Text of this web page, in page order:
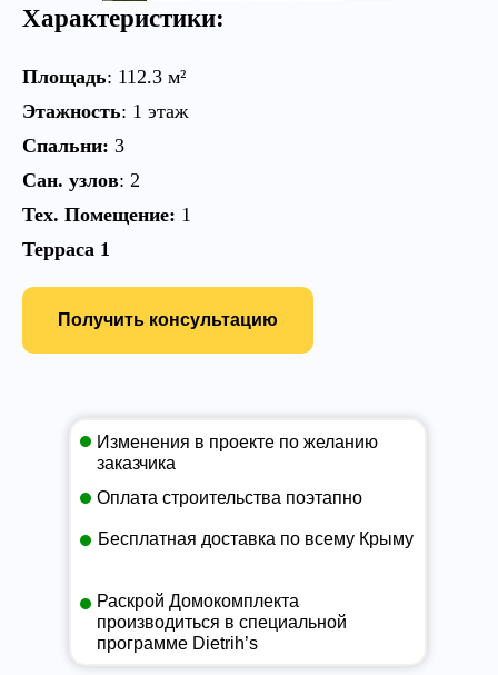
Характеристики:
Площадь: 112.3 м²
Этажность: 1 этаж
Спальни: 3
Сан. узлов: 2
Тех. Помещение: 1
Терраса 1
Получить консультацию
Изменения в проекте по желанию
заказчика
Оплата строительства поэтапно
Бесплатная доставка по всему Крыму
Раскрой Домокомплекта
производиться в специальной
программе Dietrih’s